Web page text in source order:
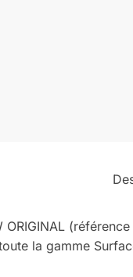
la gamme